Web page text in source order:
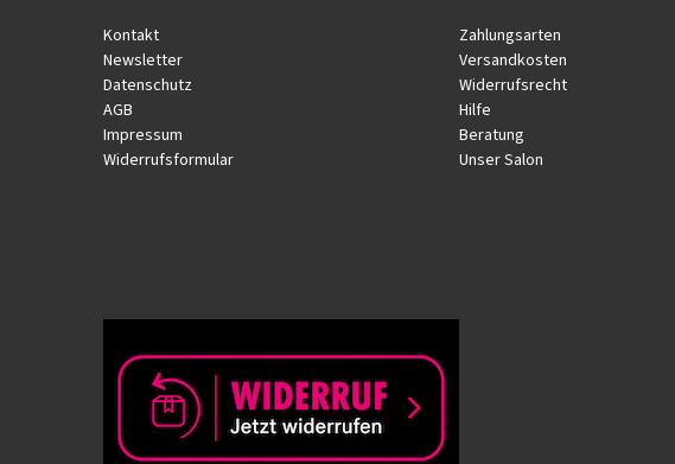
Kontakt
Newsletter
Datenschutz
AGB
Impressum
Widerrufsformular
Zahlungsarten
Versandkosten
Widerrufsrecht
Hilfe
Beratung
Unser Salon